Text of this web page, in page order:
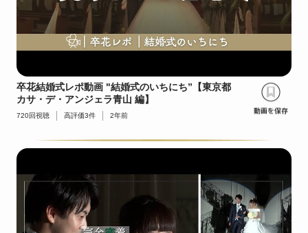
卒花結婚式レポ動画 "結婚式のいちにち”【東京都
カサ・デ・アンジェラ青山 編】
720回視聴 高評価3件 2年前